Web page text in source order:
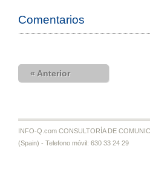
Comentarios
« Anterior
INFO-Q.com CONSULTORÍA DE
(Spain) - Telefono móvil: 630 33 24 29